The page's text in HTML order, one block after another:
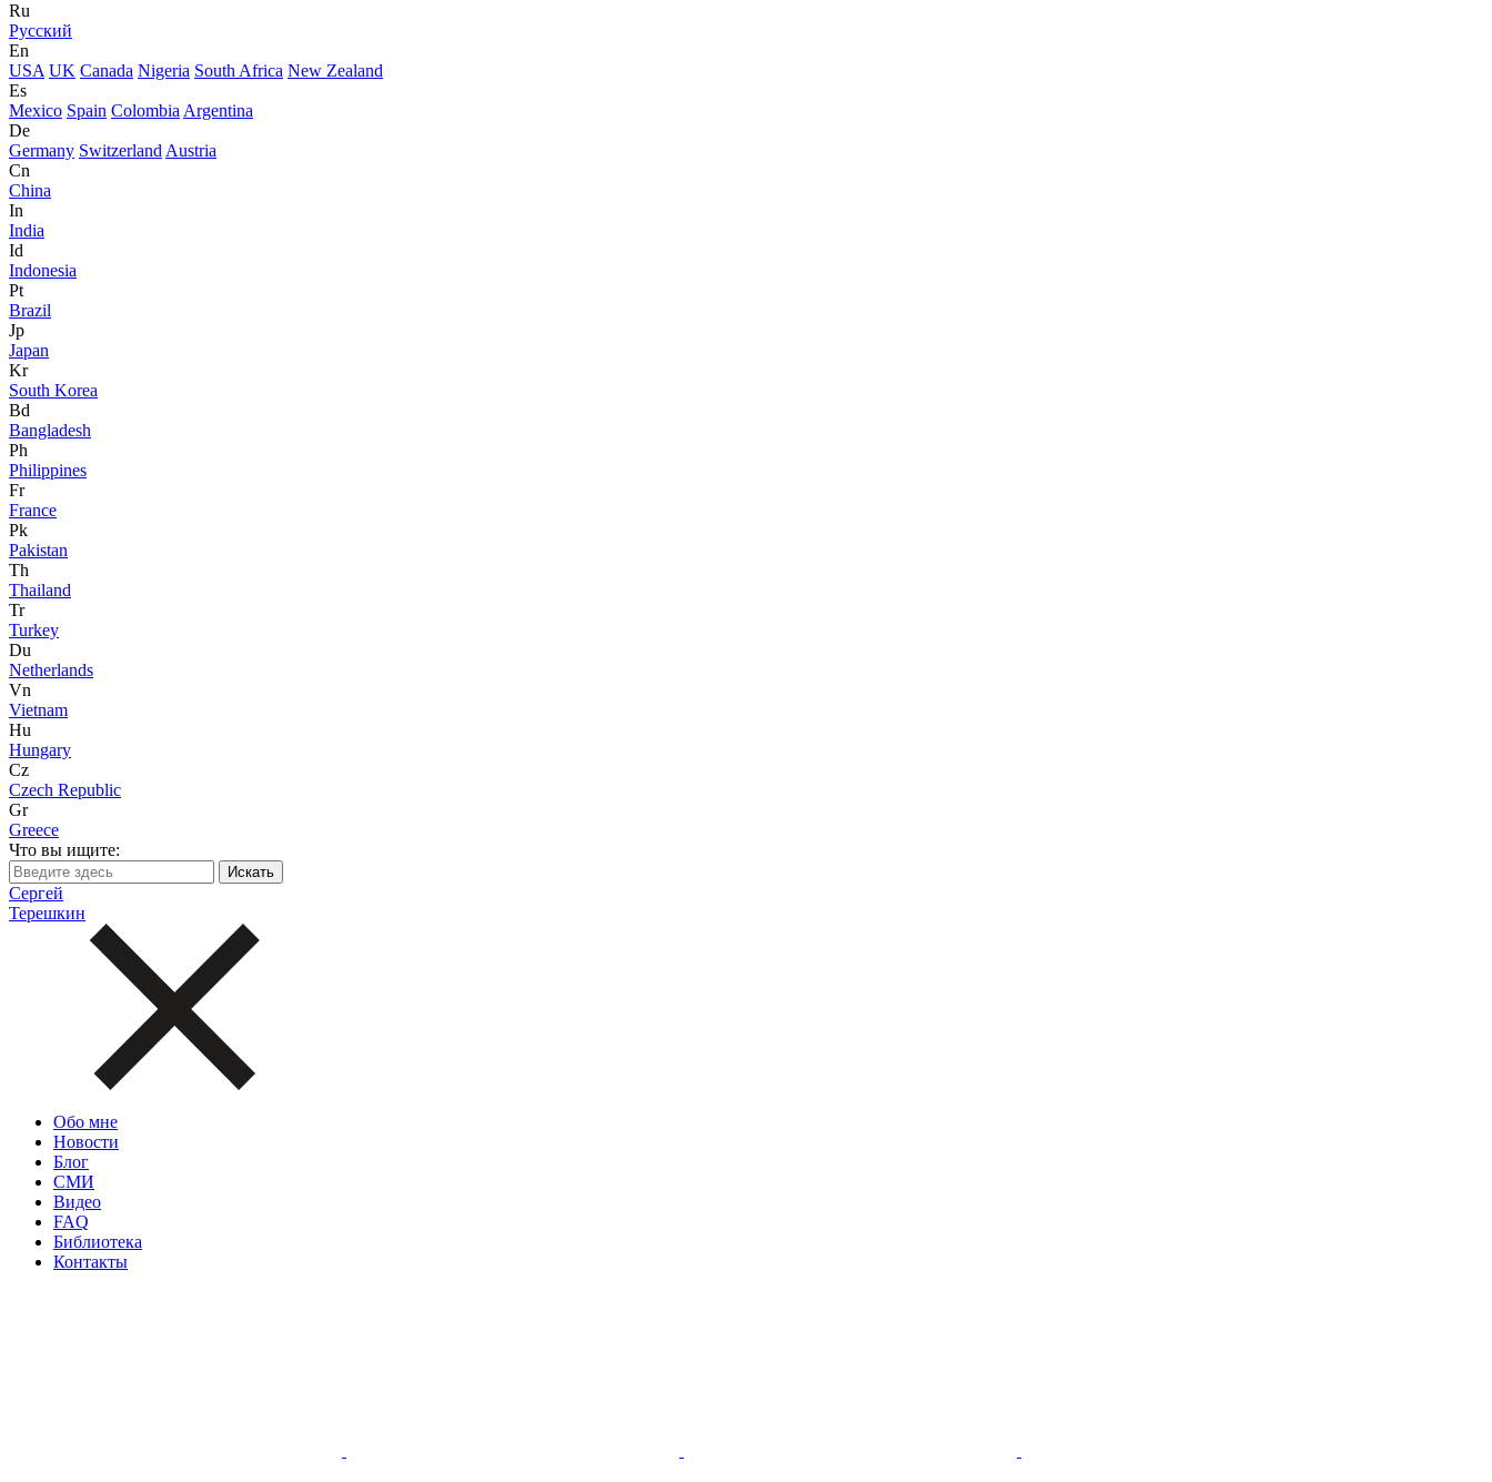
Ru
Русский
En
USA UK Canada Nigeria South Africa New Zealand
Es
Mexico Spain Colombia Argentina
De
Germany Switzerland Austria
Cn
China
In
India
Id
Indonesia
Pt
Brazil
Jp
Japan
Kr
South Korea
Bd
Bangladesh
Ph
Philippines
Fr
France
Pk
Pakistan
Th
Thailand
Tr
Turkey
Du
Netherlands
Vn
Vietnam
Hu
Hungary
Cz
Czech Republic
Gr
Greece
Что вы ищите:
Сергей
Терешкин
Обо мне
Новости
Блог
СМИ
Видео
FAQ
Библиотека
Контакты